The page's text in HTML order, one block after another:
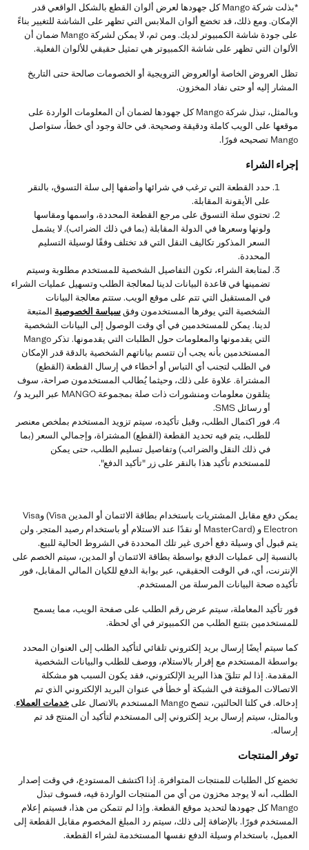
*بذلت شركة Mango كل جهودها لعرض ألوان القطع بالشكل الواقعي قدر
الإمكان. ومع ذلك، قد تخضع ألوان الملابس التي تظهر على الشاشة للتغيير بناءً
على جودة شاشة الكمبيوتر لديك. ومن ثم، لا يمكن لشركة Mango ضمان أن
الألوان التي تظهر على شاشة الكمبيوتر هي تمثيل حقيقي للألوان الفعلية.
تظل العروض الخاصة أوالعروض الترويجية أو الخصومات صالحة حتى التاريخ
المشار إليه أو حتى نفاد المخزون.
وبالمثل، تبذل شركة Mango كل جهودها لضمان أن المعلومات الواردة على
موقعها على الويب كاملة ودقيقة وصحيحة. في حالة وجود أي خطأ، ستواصل
Mango تصحيحه فورًا.
إجراء الشراء
حدد القطعة التي ترغب في شرائها وأضفها إلى سلة التسوق، بالنقر
على الأيقونة المقابلة.
تحتوي سلة التسوق على مرجع القطعة المحددة، واسمها ومقاسها
ولونها وسعرها في الدولة المقابلة (بما في ذلك الضرائب). لا يشمل
السعر المذكور تكاليف النقل التي قد تختلف وفقًا لوسيلة التسليم
المحددة.
لمتابعة الشراء، تكون التفاصيل الشخصية للمستخدم مطلوبة وسيتم
تضمينها في قاعدة البيانات لدينا لمعالجة الطلب وتسهيل عمليات الشراء
في المستقبل التي تتم على موقع الويب. ستتم معالجة البيانات
الشخصية التي يوفرها المستخدمون وفقسياسة الخصوصية المتبعة
لدينا. يمكن للمستخدمين في أي وقت الوصول إلى البيانات الشخصية
التي يقدمونها والمعلومات حول الطلبات التي يقدمونها. تذكر Mango
المستخدمين بأنه يجب أن تتسم بياناتهم الشخصية بالدقة قدر الإمكان
في الطلب لتجنب أي التباس أو أخطاء في إرسال القطعة (القطع)
المشتراة. علاوة على ذلك، وحيثما يُطالب المستخدمون صراحة، سوف
يتلقون معلومات ومنشورات ذات صلة بمجموعة MANGO عبر البريد و/
أو رسائل SMS.
فور اكتمال الطلب، وقبل تأكيده، سيتم تزويد المستخدم بملخص معنصر
للطلب، يتم فيه تحديد القطعة (القطع) المشتراة، وإجمالي السعر (بما
في ذلك النقل والضرائب) وتفاصيل تسليم الطلب، حتى يمكن
للمستخدم تأكيد هذا بالنقر على زر "تأكيد الدفع".
يمكن دفع مقابل المشتريات باستخدام بطاقة الائتمان أو المدين Visa) وVisa
Electron و (MasterCard أو نقدًا عند الاستلام أو باستخدام رصيد المتجر. ولن
يتم قبول أي وسيلة دفع أخرى غير تلك المحددة في الشروط الحالية للبيع.
بالنسبة إلى عمليات الدفع بواسطة بطاقة الائتمان أو المدين، سيتم الخصم على
الإنترنت، أي، في الوقت الحقيقي، عبر بوابة الدفع للكيان المالي المقابل، فور
تأكيده صحة البيانات المرسلة من المستخدم.
فور تأكيد المعاملة، سيتم عرض رقم الطلب على صفحة الويب، مما يسمح
للمستخدمين بتتبع الطلب من الكمبيوتر في أي لحظة.
كما سيتم أيضًا إرسال بريد إلكتروني تلقائي لتأكيد الطلب إلى العنوان المحدد
بواسطة المستخدم مع إقرار بالاستلام، ووصف للطلب والبيانات الشخصية
المقدمة. إذا لم تتلقَ هذا البريد الإلكتروني، فقد يكون السبب هو مشكلة
الاتصالات المؤقتة في الشبكة أو خطأ في عنوان البريد الإلكتروني الذي تم
إدخاله. في كلتا الحالتين، تنصح Mango المستخدم بالاتصال على
خدمات العملاء.
وبالمثل، سيتم إرسال بريد إلكتروني إلى المستخدم لتأكيد أن المنتج قد تم
إرساله.
توفر المنتجات
تخضع كل الطلبات للمنتجات المتوافرة. إذا اكتشف المستودع، في وقت إصدار
الطلب، أنه لا يوجد مخزون من أي من المنتجات الواردة فيه، فسوف تبذل
Mango كل جهودها لتحديد موقع القطعة. وإذا لم تتمكن من هذا، فسيتم إعلام
المستخدم فورًا. بالإضافة إلى ذلك، سيتم رد المبلغ المخصوم مقابل القطعة إلى
العميل، باستخدام وسيلة الدفع نفسها المستخدمة لشراء القطعة.